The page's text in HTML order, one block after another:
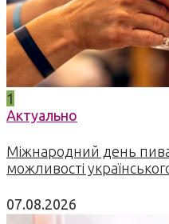
1
Актуально
Міжнародний день
можливості
07.08.2026